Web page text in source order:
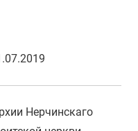
Нерчинскаго